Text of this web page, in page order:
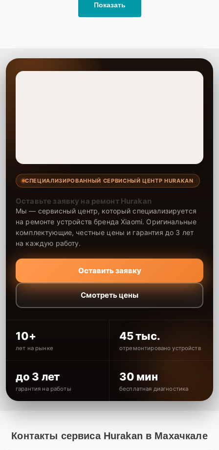
Показать
СПЕЦИАЛИЗИРОВАННЫЙ СЕРВИСНЫЙ ЦЕНТР HURAKAN
Оставьте заявку на ремонт Hurakan
Мы — сервисный центр, который специализируется
на ремонте устройств бренда Xiaomi. Оригинальные
комплектующие, честные цены и гарантия до 3 лет
на каждую работу.
Оставить заявку
Смотреть цены
10+
лет на рынке
45 тыс.
отремонтировано устройств
до 3 лет
гарантия на работы
30 мин
бесплатная диагностика
Контакты сервиса Hurakan в Махачкале